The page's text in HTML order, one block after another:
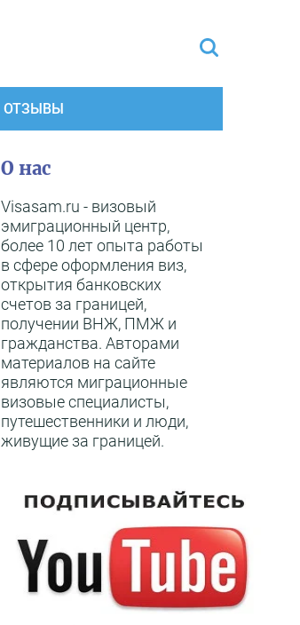
ОТЗЫВЫ
О нас
Visasam.ru - визовый
эмиграционный центр,
более 10 лет опыта работы
в сфере оформления виз,
открытия банковских
счетов за границей,
получении ВНЖ, ПМЖ и
гражданства. Авторами
материалов на сайте
являются миграционные
визовые специалисты,
путешественники и люди,
живущие за границей.